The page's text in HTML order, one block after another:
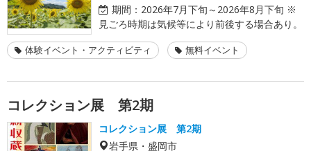
期間： 2026年7月下旬～2026年8月下旬 ※
見ごろ時期は気候等により前後する場合あり。
体験イベント・アクティビティ 無料イベント
コレクション展 第2期
コレクション展 第2期
岩手県・盛岡市